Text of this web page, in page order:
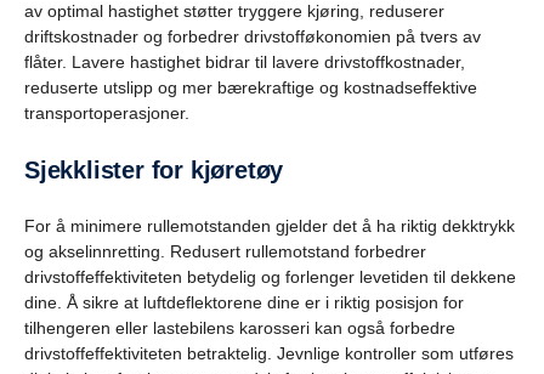
av optimal hastighet støtter tryggere kjøring, reduserer
driftskostnader og forbedrer drivstofføkonomien på tvers av
flåter. Lavere hastighet bidrar til lavere drivstoffkostnader,
reduserte utslipp og mer bærekraftige og kostnadseffektive
transportoperasjoner.
Sjekklister for kjøretøy
For å minimere rullemotstanden gjelder det å ha riktig dekktrykk
og akselinnretting. Redusert rullemotstand forbedrer
drivstoffeffektiviteten betydelig og forlenger levetiden til dekkene
dine. Å sikre at luftdeflektorene dine er i riktig posisjon for
tilhengeren eller lastebilens karosseri kan også forbedre
drivstoffeffektiviteten betraktelig. Jevnlige kontroller som utføres